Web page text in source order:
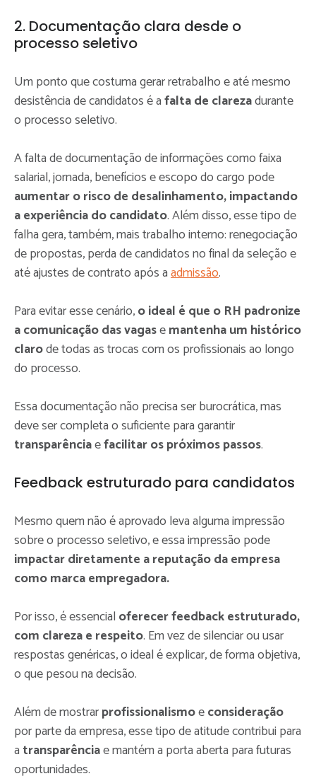
2. Documentação clara desde o
processo seletivo
Um ponto que costuma gerar retrabalho e até mesmo
desistência de candidatos é afalta de clarezadurante
o processo seletivo.
A falta de documentação de informações como faixa
salarial, jornada, benefícios e escopo do cargo pode
aumentar o risco de desalinhamento, impactando
a experiência do candidato. Além disso, esse tipo de
falha gera, também, mais trabalho interno: renegociação
de propostas, perda de candidatos no final da seleção e
até ajustes de contrato após aadmissão.
Para evitar esse cenário,o ideal é que o RH padronize
a comunicação das vagasemantenha um histórico
clarode todas as trocas com os profissionais ao longo
do processo.
Essa documentação não precisa ser burocrática, mas
deve ser completa o suficiente para garantir
transparênciaefacilitar os próximos passos.
Feedback estruturado para candidatos
Mesmo quem não é aprovado leva alguma impressão
sobre o processo seletivo, e essa impressão pode
impactar diretamente a reputação da empresa
como marca empregadora.
Por isso, é essencial oferecer feedback estruturado,
com clareza e respeito. Em vez de silenciar ou usar
respostas genéricas, o ideal é explicar, de forma objetiva,
o que pesou na decisão.
Além de mostrarprofissionalismoeconsideração
por parte da empresa, esse tipo de atitude contribui para
a transparênciae mantém a porta aberta para futuras
oportunidades.